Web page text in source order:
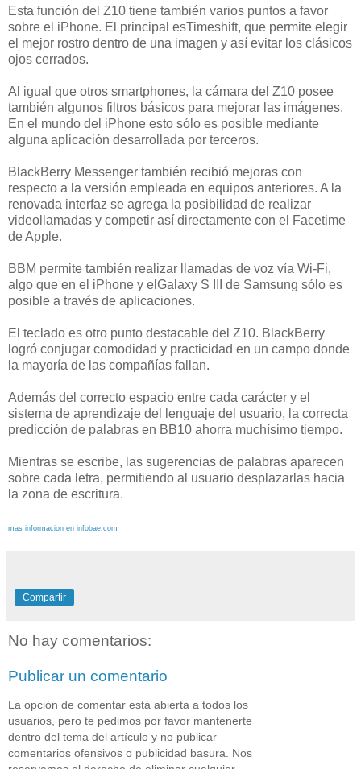
Esta función del Z10 tiene también varios puntos a favor
sobre el iPhone. El principal esTimeshift, que permite elegir
el mejor rostro dentro de una imagen y así evitar los clásicos
ojos cerrados.
Al igual que otros smartphones, la cámara del Z10 posee
también algunos filtros básicos para mejorar las imágenes.
En el mundo del iPhone esto sólo es posible mediante
alguna aplicación desarrollada por terceros.
BlackBerry Messenger también recibió mejoras con
respecto a la versión empleada en equipos anteriores. A la
renovada interfaz se agrega la posibilidad de realizar
videollamadas y competir así directamente con el Facetime
de Apple.
BBM permite también realizar llamadas de voz vía Wi-Fi,
algo que en el iPhone y elGalaxy S III de Samsung sólo es
posible a través de aplicaciones.
El teclado es otro punto destacable del Z10. BlackBerry
logró conjugar comodidad y practicidad en un campo donde
la mayoría de las compañías fallan.
Además del correcto espacio entre cada carácter y el
sistema de aprendizaje del lenguaje del usuario, la correcta
predicción de palabras en BB10 ahorra muchísimo tiempo.
Mientras se escribe, las sugerencias de palabras aparecen
sobre cada letra, permitiendo al usuario desplazarlas hacia
la zona de escritura.
mas informacion en infobae.com
Compartir
No hay comentarios:
Publicar un comentario
La opción de comentar está abierta a todos los
usuarios, pero te pedimos por favor mantenerte
dentro del tema del artículo y no publicar
comentarios ofensivos o publicidad basura. Nos